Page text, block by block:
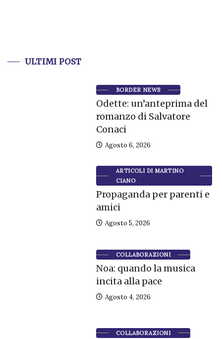
ULTIMI POST
BORDER NEWS
Odette: un’anteprima del
romanzo di Salvatore
Conaci
Agosto 6, 2026
ARTICOLI DI MARTINO
CIANO
Propaganda per parenti e
amici
Agosto 5, 2026
COLLABORAZIONI
Noa: quando la musica
incita alla pace
Agosto 4, 2026
COLLABORAZIONI